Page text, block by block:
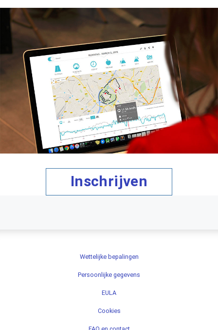
Inschrijven
Wettelijke bepalingen
Persoonlijke gegevens
EULA
Cookies